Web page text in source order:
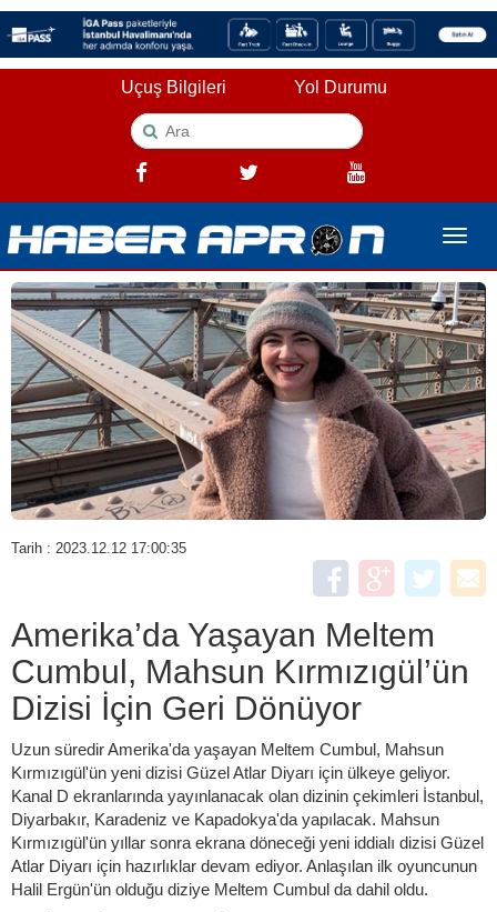
Uçuş Bilgileri Yol Durumu
Toggle
Tarih : 2023.12.12 17:00:35
Amerika’da Yaşayan Meltem
Cumbul, Mahsun Kırmızıgül’ün
Dizisi İçin Geri Dönüyor
Uzun süredir Amerika'da yaşayan Meltem Cumbul, Mahsun
Kırmızıgül'ün yeni dizisi Güzel Atlar Diyarı için ülkeye geliyor.
Kanal D ekranlarında yayınlanacak olan dizinin çekimleri İstanbul,
Diyarbakır, Karadeniz ve Kapadokya'da yapılacak. Mahsun
Kırmızıgül'ün yıllar sonra ekrana döneceği yeni iddialı dizisi Güzel
Atlar Diyarı için hazırlıklar devam ediyor. Anlaşılan ilk oyuncunun
Halil Ergün'ün olduğu diziye Meltem Cumbul da dahil oldu.